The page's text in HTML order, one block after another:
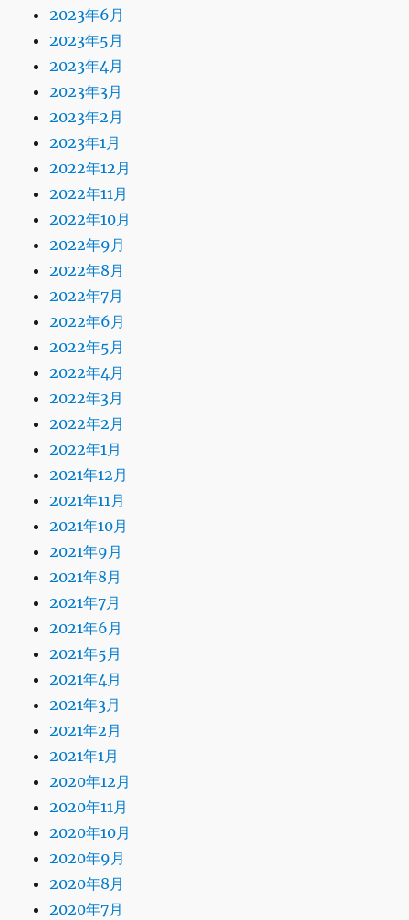
2023年6月
2023年5月
2023年4月
2023年3月
2023年2月
2023年1月
2022年12月
2022年11月
2022年10月
2022年9月
2022年8月
2022年7月
2022年6月
2022年5月
2022年4月
2022年3月
2022年2月
2022年1月
2021年12月
2021年11月
2021年10月
2021年9月
2021年8月
2021年7月
2021年6月
2021年5月
2021年4月
2021年3月
2021年2月
2021年1月
2020年12月
2020年11月
2020年10月
2020年9月
2020年8月
2020年7月